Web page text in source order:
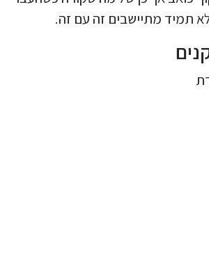
תמיד מתיישבים זה עם זה.